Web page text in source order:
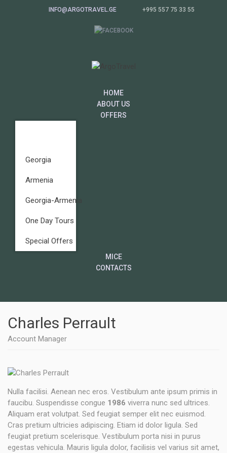
INFO@ARGOTRAVEL.GE +995 557 75 33 55
HOME
ABOUT US
OFFERS
Georgia
Armenia
Georgia-Armenia
One Day Tours
Special Offers
MICE
CONTACTS
Charles Perrault
Account Manager
Nulla facilisi. Aenean nec eros. Vestibulum ante ipsum primis in
faucibu. Suspendisse congue 1986 viverra nunc sed ultrices.
Aliquam erat volutpat. Sed feugiat semper elit nec euismod.
Cras pretium ultricies adipiscing. Etiam id dolor ligula. Sed
feugiat pretium scelerisque. Vestibulum porta nisi in purus
egestas vehicula. Mauris ligula dolor, facilisis vel varius sit amet,